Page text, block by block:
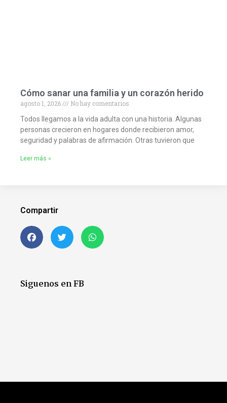
Cómo sanar una familia y un corazón herido
agosto 1, 2026
No hay comentarios
Todos llegamos a la vida adulta con una historia. Algunas
personas crecieron en hogares donde recibieron amor,
seguridad y palabras de afirmación. Otras tuvieron que
Leer más »
Compartir
Siguenos en FB